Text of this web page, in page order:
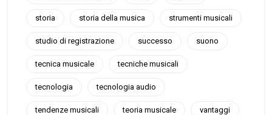
storia storia della musica strumenti musicali
studio di registrazione successo suono
tecnica musicale tecniche musicali
tecnologia tecnologia audio
tendenze musicali teoria musicale vantaggi